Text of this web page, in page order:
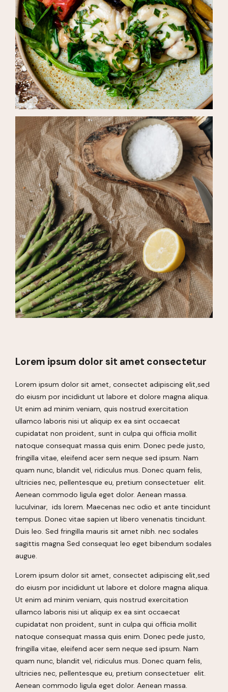
Lorem ipsum dolor sit amet consectetur
Lorem ipsum dolor sit amet, consectet adipiscing elit,sed
do eiusm por incididunt ut labore et dolore magna aliqua.
Ut enim ad minim veniam, quis nostrud exercitation
ullamco laboris nisi ut aliquip ex ea sint occaecat
cupidatat non proident, sunt in culpa qui officia mollit
natoque consequat massa quis enim. Donec pede justo,
fringilla vitae, eleifend acer sem neque sed ipsum. Nam
quam nunc, blandit vel, ridiculus mus. Donec quam felis,
ultricies nec, pellentesque eu, pretium consectetuer elit.
Aenean commodo ligula eget dolor. Aenean massa.
luculvinar, ids lorem. Maecenas nec odio et ante tincidunt
tempus. Donec vitae sapien ut libero venenatis tincidunt.
Duis leo. Sed fringilla mauris sit amet nibh. nec sodales
sagittis magna Sed consequat leo eget bibendum sodales
augue.
Lorem ipsum dolor sit amet, consectet adipiscing elit,sed
do eiusm por incididunt ut labore et dolore magna aliqua.
Ut enim ad minim veniam, quis nostrud exercitation
ullamco laboris nisi ut aliquip ex ea sint occaecat
cupidatat non proident, sunt in culpa qui officia mollit
natoque consequat massa quis enim. Donec pede justo,
fringilla vitae, eleifend acer sem neque sed ipsum. Nam
quam nunc, blandit vel, ridiculus mus. Donec quam felis,
ultricies nec, pellentesque eu, pretium consectetuer elit.
Aenean commodo ligula eget dolor. Aenean massa.